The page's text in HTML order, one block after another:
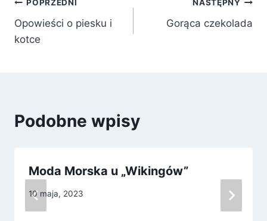
Nawigacja
wpisu
POPRZEDNI
Opowieści o piesku i
kotce
NASTĘPNY
Gorąca czekolada
Podobne wpisy
Moda Morska u „Wikingów”
10 maja, 2023